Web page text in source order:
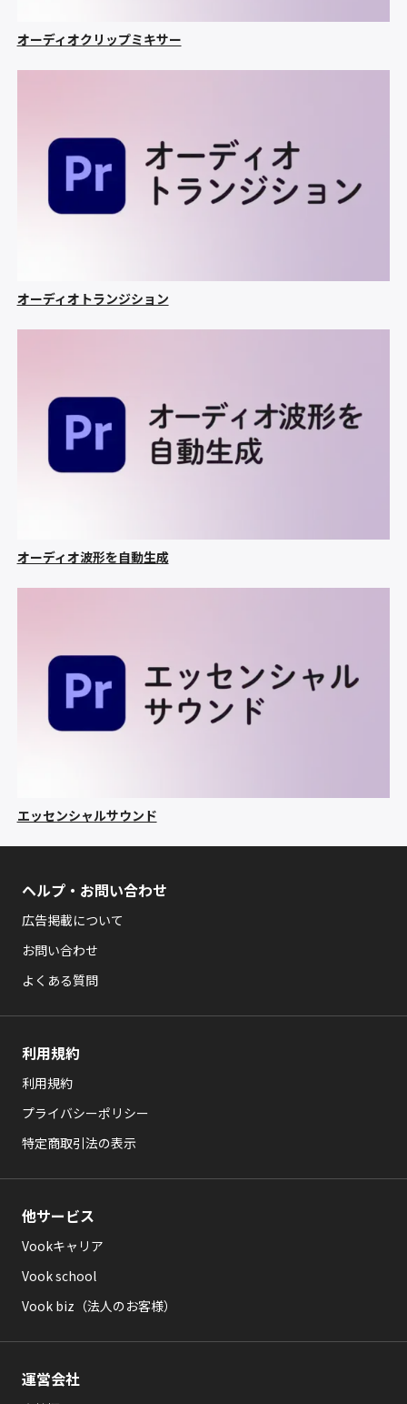
オーディオクリップミキサー
オーディオトランジション
オーディオ波形を自動生成
エッセンシャルサウンド
ヘルプ・お問い合わせ
広告掲載について
お問い合わせ
よくある質問
利用規約
利用規約
プライバシーポリシー
特定商取引法の表示
他サービス
Vookキャリア
Vook school
Vook biz（法人のお客様）
運営会社